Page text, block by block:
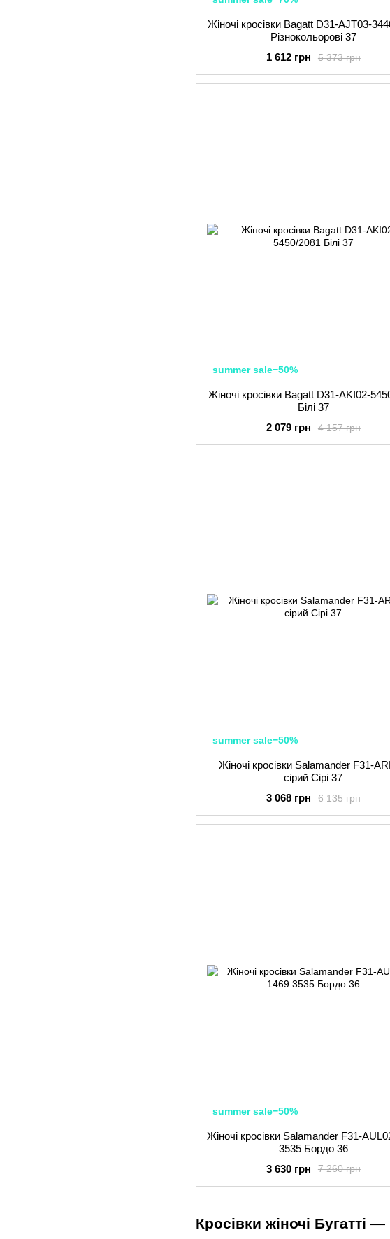
Кросівки жіночі Бугатті
Жіночі кросівки Bagatt D31-AJT03-
Різнокольорові 37
5 373 грн
1 612 грн
summer sale−50%
Жіночі кросівки Bagatt D31-AKI02-
Білі 37
4 157 грн
2 079 грн
summer sale−50%
Жіночі кросівки Salamander F31-
сірий Сірі 37
6 135 грн
3 068 грн
summer sale−50%
Жіночі кросівки Salamander F31-
3535 Бордо 36
7 260 грн
3 630 грн